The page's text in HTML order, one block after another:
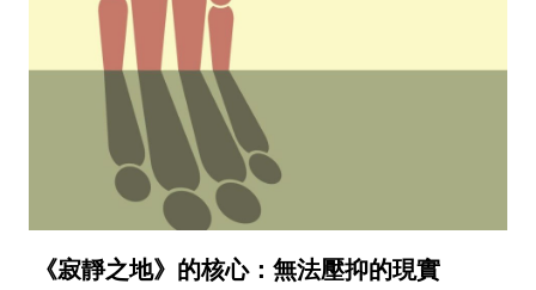
《寂靜之地》的核心：無法壓抑的現實